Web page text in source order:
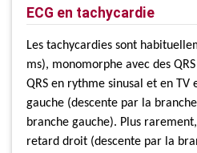
ECG en tachycardie
Les tachycardies sont
ms), monomorphe avec des
QRS en rythme sinusal et en
gauche (descente par la
branche gauche). Plus
retard droit (descente par la